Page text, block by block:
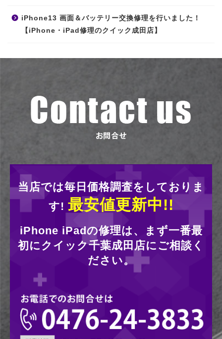
iPhone13 画面＆バッテリー交換修理を行いました！
【iPhone・iPad修理のクイック成田店】
当店では毎日価格調査をしておりま
す! 最安値更新中!!
iPhone iPadの修理は、まず一番最
初にクイック千葉成田店にご相談く
ださい。